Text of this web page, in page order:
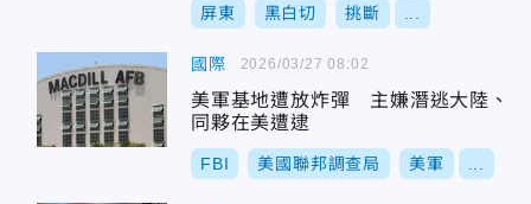
屏東 黑白切 挑斷
國際
美軍基地遭放炸彈 主嫌潛逃大陸、
同夥在美遭逮
FBI 美國聯邦調查局 美軍
2026/03/27 08:02